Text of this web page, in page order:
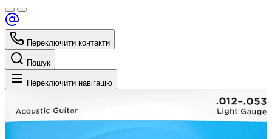
Переключити контакти
Пошук
Переключити навігацію